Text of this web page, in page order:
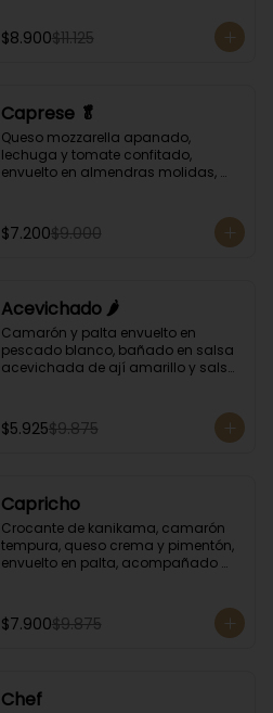
$8.900$11.125
Caprese 🥬
Queso mozzarella apanado,
lechuga y tomate confitado,
envuelto en almendras molidas,
$7.200$9.000
Acevichado 🌶️
Camarón y palta envuelto en
pescado blanco, bañado en salsa
acevichada de ají amarillo y salsa
$5.925$9.875
Capricho
Crocante de kanikama, camarón
tempura, queso crema y pimentón,
envuelto en palta, acompañado
$7.900$9.875
Chef